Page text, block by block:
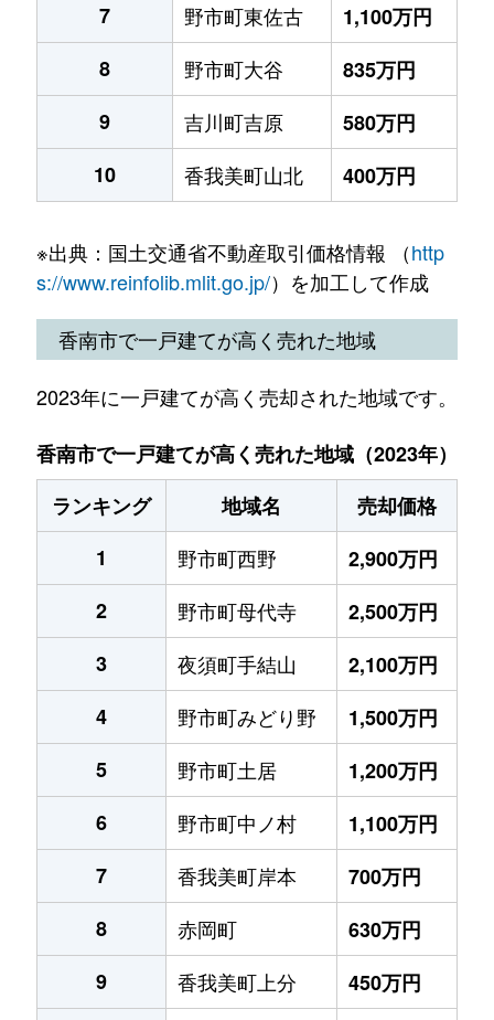
7
野市町東佐古
1,100万円
8
野市町大谷
835万円
9
吉川町吉原
580万円
10
香我美町山北 400万円
※出典：国土交通省不動産取引価格情報 （http
s://www.reinfolib.mlit.go.jp/）を加工して作成
香南市で一戸建てが高く売れた地域
2023年に一戸建てが高く売却された地域です。
香南市で一戸建てが高く売れた地域（2023年）
ランキング
地域名
売却価格
1
野市町西野
2,900万円
2
野市町母代寺
2,500万円
3
夜須町手結山
2,100万円
4
野市町みどり野
1,500万円
5
野市町土居
1,200万円
6
野市町中ノ村
1,100万円
7
香我美町岸本
700万円
8
赤岡町
630万円
9
香我美町上分
450万円